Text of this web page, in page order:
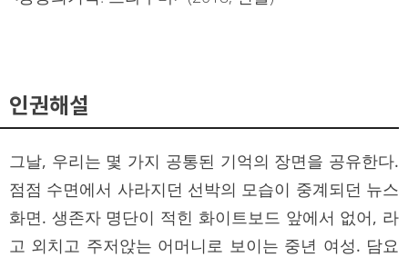
인권해설
그날, 우리는 몇 가지 공통된 기억의 장면을 공유한다.
점점 수면에서 사라지던 선박의 모습이 중계되던 뉴스
화면. 생존자 명단이 적힌 화이트보드 앞에서 없어, 라
고 외치고 주저앉는 어머니로 보이는 중년 여성. 담요